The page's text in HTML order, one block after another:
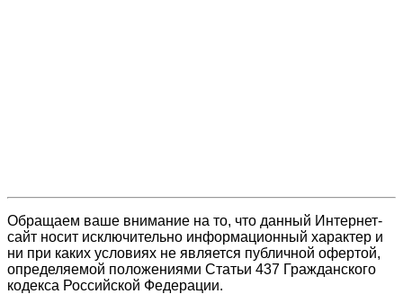
Обращаем ваше внимание на то, что данный Интернет-
сайт носит исключительно информационный характер и
ни при каких условиях не является публичной офертой,
определяемой положениями Статьи 437 Гражданского
кодекса Российской Федерации.